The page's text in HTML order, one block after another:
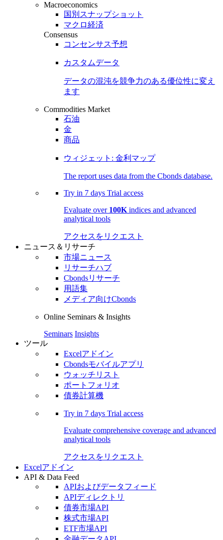
Macroeconomics
国別スナップショット
マクロ経済
Consensus
コンセンサス予想
カスタムデータ
データの混沌を競争力のある優位性に変え
ます
Commodities Market
石油
金
商品
ウィジェット: 金利マップ
The report uses data from the Cbonds database.
Try in 7 days Trial access
Evaluate over 100K indices and advanced
analytical tools
アクセスをリクエスト
ニュース＆リサーチ
市場ニュース
リサーチハブ
Cbondsリサーチ
用語集
メディア向けCbonds
Online Seminars & Insights
Seminars Insights
ツール
Excelアドイン
Cbondsモバイルアプリ
ウォッチリスト
ポートフォリオ
債券計算機
Try in 7 days Trial access
Evaluate comprehensive coverage and advanced
analytical tools
アクセスをリクエスト
Excelアドイン
API & Data Feed
APIおよびデータフィード
APIディレクトリ
債券市場API
株式市場API
ETF市場API